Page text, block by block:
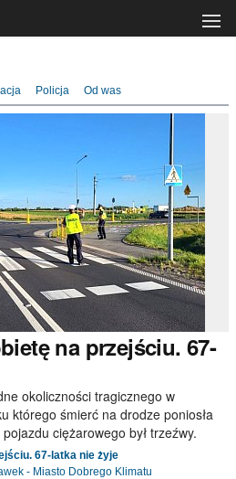
Policja Od was
na przejściu. 67-
okoliczności tragicznego w
którego śmierć na drodze poniosła
ciężarowego był trzeźwy.
67-latka nie żyje
- Miasto Dobrego Klimatu